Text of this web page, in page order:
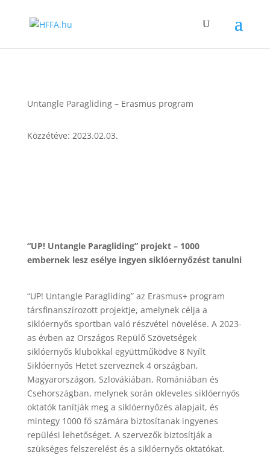
Untangle Paragliding – Erasmus program
Közzétéve: 2023.02.03.
“UP! Untangle Paragliding” projekt – 1000
embernek lesz esélye ingyen siklóernyőzést tanulni
“UP! Untangle Paragliding” az Erasmus+ program
társfinanszírozott projektje, amelynek célja a
siklóernyős sportban való részvétel növelése. A 2023-
as évben az Országos Repülő Szövetségek
siklóernyős klubokkal együttműködve 8 Nyílt
Siklóernyős Hetet szerveznek 4 országban,
Magyarországon, Szlovákiában, Romániában és
Csehországban, melynek során okleveles siklóernyős
oktatók tanítják meg a siklóernyőzés alapjait, és
mintegy 1000 fő számára biztosítanak ingyenes
repülési lehetőséget. A szervezők biztosítják a
szükséges felszerelést és a siklóernyős oktatókat.